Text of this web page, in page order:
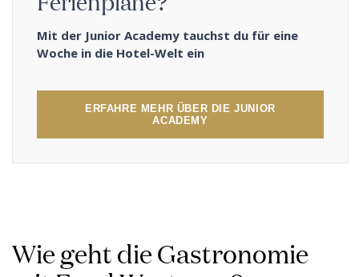
Mit der Junior Academy tauchst du für eine
Woche in die Hotel-Welt ein
ERFAHRE MEHR ÜBER DIE JUNIOR
ACADEMY
Wie geht die Gastronomie